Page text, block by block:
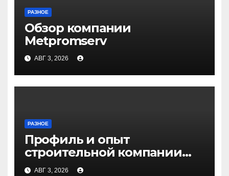
РАЗНОЕ
Обзор компании
Metpromserv
АВГ 3, 2026
РАЗНОЕ
Профиль и опыт
строительной компании
Медичи
АВГ 3, 2026